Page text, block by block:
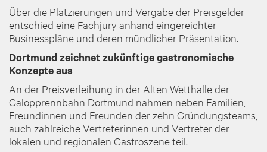
Über die Platzierungen und Vergabe der Preisgelder
entschied eine Fachjury anhand eingereichter
Businesspläne und deren mündlicher Präsentation.
Dortmund zeichnet zukünftige gastronomische
Konzepte aus
An der Preisverleihung in der Alten Wetthalle der
Galopprennbahn Dortmund nahmen neben Familien,
Freundinnen und Freunden der zehn Gründungsteams,
auch zahlreiche Vertreterinnen und Vertreter der
lokalen und regionalen Gastroszene teil.